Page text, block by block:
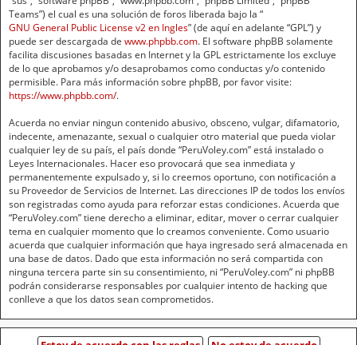
Teams”) el cual es una solución de foros liberada bajo la “
GNU General Public License v2 en Ingles” (de aquí en adelante “GPL”) y
puede ser descargada de www.phpbb.com. El software phpBB solamente
facilita discusiones basadas en Internet y la GPL estrictamente los excluye
de lo que aprobamos y/o desaprobamos como conductas y/o contenido
permisible. Para más información sobre phpBB, por favor visite:
https://www.phpbb.com/.
Acuerda no enviar ningun contenido abusivo, obsceno, vulgar, difamatorio,
indecente, amenazante, sexual o cualquier otro material que pueda violar
cualquier ley de su país, el país donde “PeruVoley.com” está instalado o
Leyes Internacionales. Hacer eso provocará que sea inmediata y
permanentemente expulsado y, si lo creemos oportuno, con notificación a
su Proveedor de Servicios de Internet. Las direcciones IP de todos los envíos
son registradas como ayuda para reforzar estas condiciones. Acuerda que
“PeruVoley.com” tiene derecho a eliminar, editar, mover o cerrar cualquier
tema en cualquier momento que lo creamos conveniente. Como usuario
acuerda que cualquier información que haya ingresado será almacenada en
una base de datos. Dado que esta información no será compartida con
ninguna tercera parte sin su consentimiento, ni “PeruVoley.com” ni phpBB
podrán considerarse responsables por cualquier intento de hacking que
conlleve a que los datos sean comprometidos.